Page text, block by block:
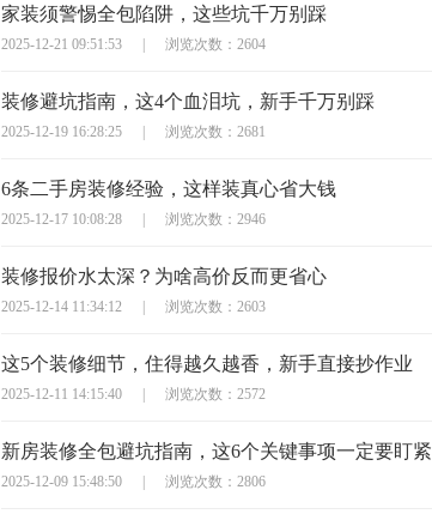
家装须警惕全包陷阱，这些坑千万别踩
2025-12-21 09:51:53 浏览次数：2604
装修避坑指南，这4个血泪坑，新手千万别踩
2025-12-19 16:28:25 浏览次数：2681
6条二手房装修经验，这样装真心省大钱
2025-12-17 10:08:28 浏览次数：2946
装修报价水太深？为啥高价反而更省心
2025-12-14 11:34:12 浏览次数：2603
这5个装修细节，住得越久越香，新手直接抄作业
2025-12-11 14:15:40 浏览次数：2572
新房装修全包避坑指南，这6个关键事项一定要盯紧
2025-12-09 15:48:50 浏览次数：2806